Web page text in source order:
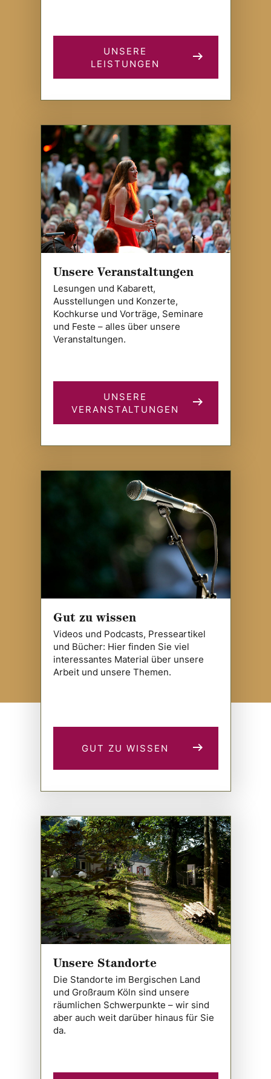
UNSERE
LEISTUNGEN
Unsere Veranstaltungen
Lesungen und Kabarett,
Ausstellungen und Konzerte,
Kochkurse und Vorträge, Seminare
und Feste – alles über unsere
Veranstaltungen.
UNSERE
VERANSTALTUNGEN
Gut zu wissen
Videos und Podcasts, Presseartikel
und Bücher: Hier finden Sie viel
interessantes Material über unsere
Arbeit und unsere Themen.
GUT ZU WISSEN
Unsere Standorte
Die Standorte im Bergischen Land
und Großraum Köln sind unsere
räumlichen Schwerpunkte – wir sind
aber auch weit darüber hinaus für Sie
da.